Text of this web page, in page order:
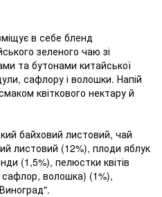
в себе бленд
зеленого чаю зі
та бутонами китайської
сафлору і волошки. Напій
квіткового нектару й
байховий листовий, чай
листовий (12%), плоди яблук
(1,5%), пелюстки квітів
сафлор, волошка) (1%),